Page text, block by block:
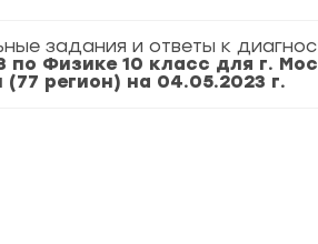
задания и ответы к
по Физике 10 класс для г.
(77 регион) на 04.05.2023 г.